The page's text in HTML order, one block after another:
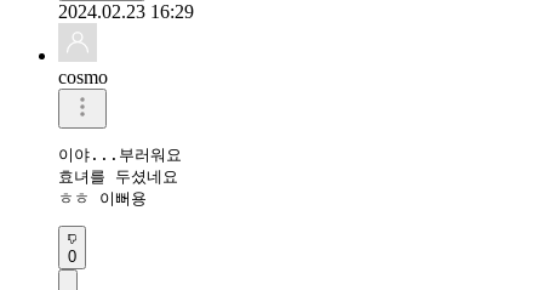
2024.02.23 16:29
cosmo
이야...부러워요
효녀를 두셨네요
ㅎㅎ 이뻐용
0